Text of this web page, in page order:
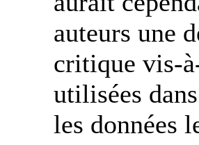
auteurs une
critique vis-
utilisées
les données